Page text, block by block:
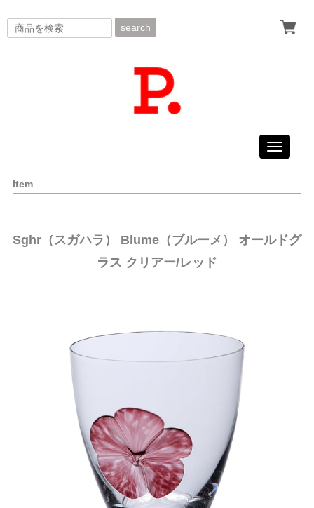
search
Toggle
Item
Sghr（スガハラ） Blume（ブルーメ） オールドグ
ラス クリアー/レッド